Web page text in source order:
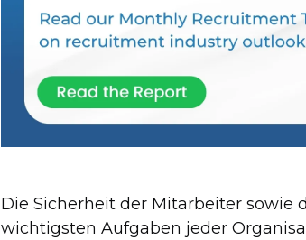
Die Sicherheit der Mitarbeiter sowie
wichtigsten Aufgaben jeder